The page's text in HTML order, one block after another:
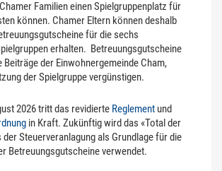
Familien einen Spielgruppenplatz für
können. Chamer Eltern können deshalb
für die sechs
erhalten. Betreuungsgutscheine
Beiträge der Einwohnergemeinde Cham,
der Spielgruppe vergünstigen.
2026 tritt das revidierte Reglement und
in Kraft. Zukünftig wird das «Total der
der Steuerveranlagung als Grundlage für die
Betreuungsgutscheine verwendet.